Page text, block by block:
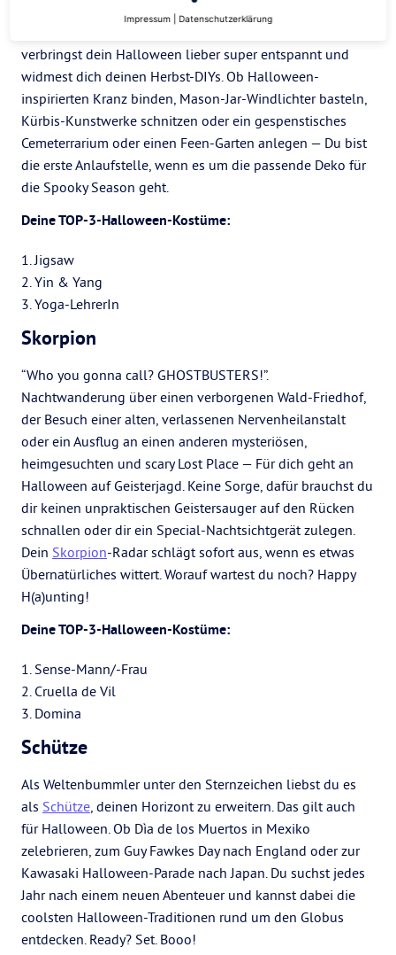
Als harmoniebedürftige und Zen-süchtige
verbringst dein Halloween lieber super entspannt und
widmest dich deinen Herbst-DIYs. Ob Halloween-
inspirierten Kranz binden, Mason-Jar-Windlichter basteln,
Kürbis-Kunstwerke schnitzen oder ein gespenstisches
Cemeterrarium oder einen Feen-Garten anlegen — Du bist
die erste Anlaufstelle, wenn es um die passende Deko für
die Spooky Season geht.
Deine TOP-3-Halloween-Kostüme:
1. Jigsaw
2. Yin & Yang
3. Yoga-LehrerIn
Skorpion
“Who you gonna call? GHOSTBUSTERS!”.
Nachtwanderung über einen verborgenen Wald-Friedhof,
der Besuch einer alten, verlassenen Nervenheilanstalt
oder ein Ausflug an einen anderen mysteriösen,
heimgesuchten und scary Lost Place — Für dich geht an
Halloween auf Geisterjagd. Keine Sorge, dafür brauchst du
dir keinen unpraktischen Geistersauger auf den Rücken
schnallen oder dir ein Special-Nachtsichtgerät zulegen.
Dein Skorpion-Radar schlägt sofort aus, wenn es etwas
Übernatürliches wittert. Worauf wartest du noch? Happy
H(a)unting!
Deine TOP-3-Halloween-Kostüme:
1. Sense-Mann/-Frau
2. Cruella de Vil
3. Domina
Schütze
Als Weltenbummler unter den Sternzeichen liebst du es
als Schütze, deinen Horizont zu erweitern. Das gilt auch
für Halloween. Ob Dìa de los Muertos in Mexiko
zelebrieren, zum Guy Fawkes Day nach England oder zur
Kawasaki Halloween-Parade nach Japan. Du suchst jedes
Jahr nach einem neuen Abenteuer und kannst dabei die
coolsten Halloween-Traditionen rund um den Globus
entdecken. Ready? Set. Booo!
Impressum Datenschutzerklärung